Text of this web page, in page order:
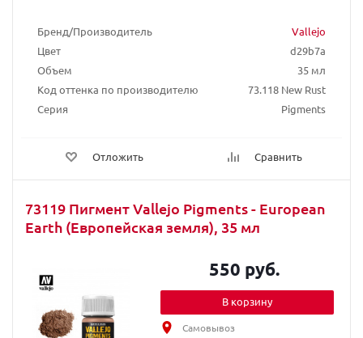
Бренд/Производитель
Vallejo
Цвет
d29b7a
Объем
35 мл
Код оттенка по производителю
73.118 New Rust
Серия
Pigments
Отложить Сравнить
73119 Пигмент Vallejo Pigments - European
Earth (Европейская земля), 35 мл
550 руб.
В корзину
Самовывоз